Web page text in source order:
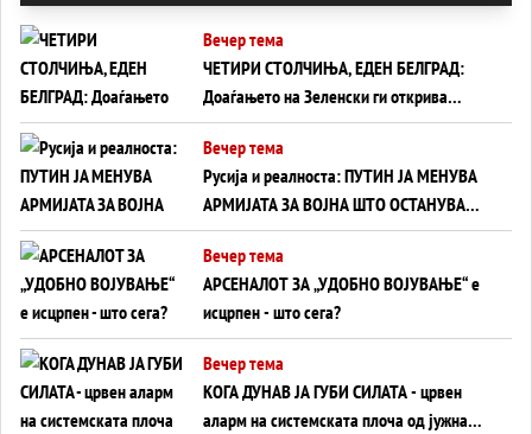
Вечер тема
ЧЕТИРИ СТОЛЧИЊА, ЕДЕН БЕЛГРАД:
Доаѓањето на Зеленски ги открива
тајните на политиката на балансирање
на Вучиќ
Вечер тема
Русија и реалноста: ПУТИН ЈА МЕНУВА
АРМИЈАТА ЗА ВОЈНА ШТО ОСТАНУВА
БЕЗ ФРОНТ
Вечер тема
АРСЕНАЛОТ ЗА „УДОБНО ВОЈУВАЊЕ“ е
исцрпен - што сега?
Вечер тема
КОГА ДУНАВ ЈА ГУБИ СИЛАТА - црвен
аларм на системската плоча од јужна